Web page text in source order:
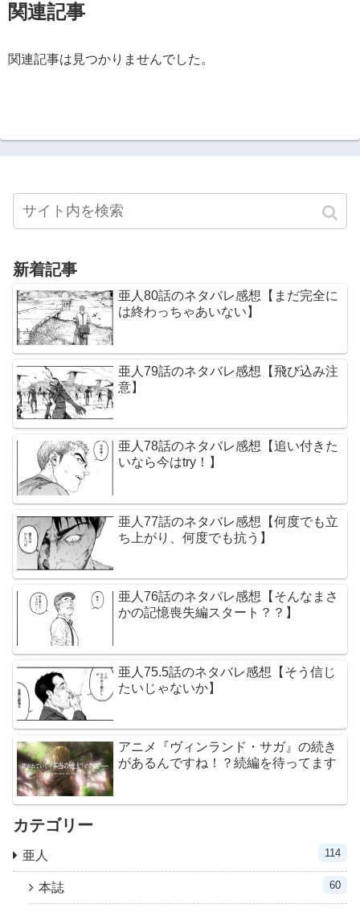
関連記事
関連記事は見つかりませんでした。
新着記事
亜人80話のネタバレ感想【まだ完全に
は終わっちゃあいない】
亜人79話のネタバレ感想【飛び込み注
意】
亜人78話のネタバレ感想【追い付きた
いなら今はtry！】
亜人77話のネタバレ感想【何度でも立
ち上がり、何度でも抗う】
亜人76話のネタバレ感想【そんなまさ
かの記憶喪失編スタート？？】
亜人75.5話のネタバレ感想【そう信じ
たいじゃないか】
アニメ『ヴィンランド・サガ』の続き
があるんですね！？続編を待ってます
カテゴリー
亜人 114
本誌 60